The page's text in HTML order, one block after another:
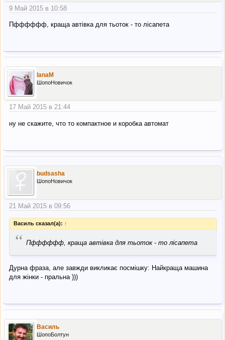
9 Май 2015 в 10:58
Пфффффф, краща автівка для тьоток - то лісапета
lanaM
ШопоНовичок
17 Май 2015 в 21:44
ну не скажите, что то компактное и коробка автомат
budsasha
ШопоНовичок
21 Май 2015 в 09:56
Василь сказал(а): ↑
“ Пфффффф, краща автівка для тьоток - то лісапета
Дурна фраза, але завжди викликає посмішку: Найкраща машина
для жінки - пральна )))
Василь
ШопоБолтун